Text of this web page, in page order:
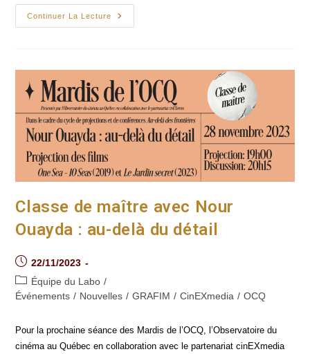
Continuer La Lecture
Au-
Delà
Détail
Classe de maître avec Nour
Ouayda : au-delà du détail
Post
published:
22/11/2023
Post
category:
Équipe du Labo /
Événements / Nouvelles / GRAFIM / CinEXmedia / OCQ
Pour la prochaine séance des Mardis de l’OCQ, l’Observatoire du
cinéma au Québec en collaboration avec le partenariat cinEXmedia